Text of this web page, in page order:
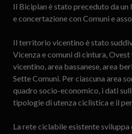
Il Biciplan è stato preceduto da un
e concertazione con Comuni e
Il territorio vicentino è stato
Vicenza e comuni di cintura,
vicentino, area bassanese, area
Sette Comuni. Per ciascuna area
quadro socio-economico, i dati
tipologie di utenza ciclistica e il
La rete ciclabile esistente